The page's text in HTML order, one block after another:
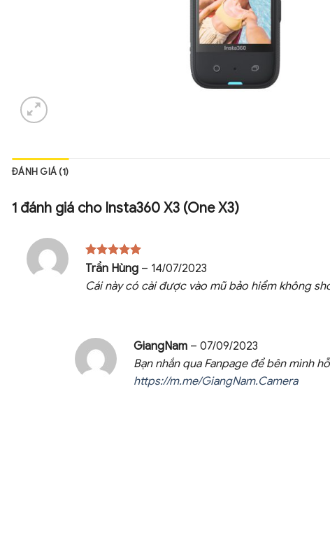
ĐÁNH GIÁ (1)
1 đánh giá cho Insta360 X3 (One X3)
Được xếp
sao
Trần Hùng – 14/07/2023
Cái này có cài được vào mũ bảo hiểm không
GiangNam – 07/09/2023
Bạn nhắn qua Fanpage để bên mình
https://m.me/GiangNam.Camera